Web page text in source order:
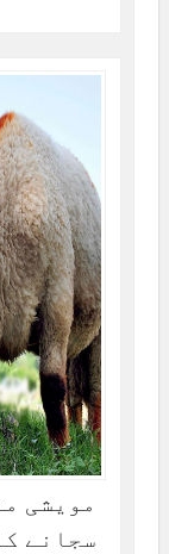
مویشی
سجانے